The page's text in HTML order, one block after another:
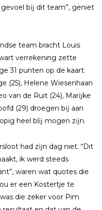
bĳ dit team”, geniet
team bracht Louis
verrekening zette
31 punten op de kaart.
(25), Helene Wiesenhaan
van de Ruit (24), Marĳke
(29) droegen bĳ aan
heel blĳ mogen zĳn.
had zĳn dag niet. “Dit
ik werd steeds
waren wat quotes die
er een Kostertje te
die zeker voor Pim